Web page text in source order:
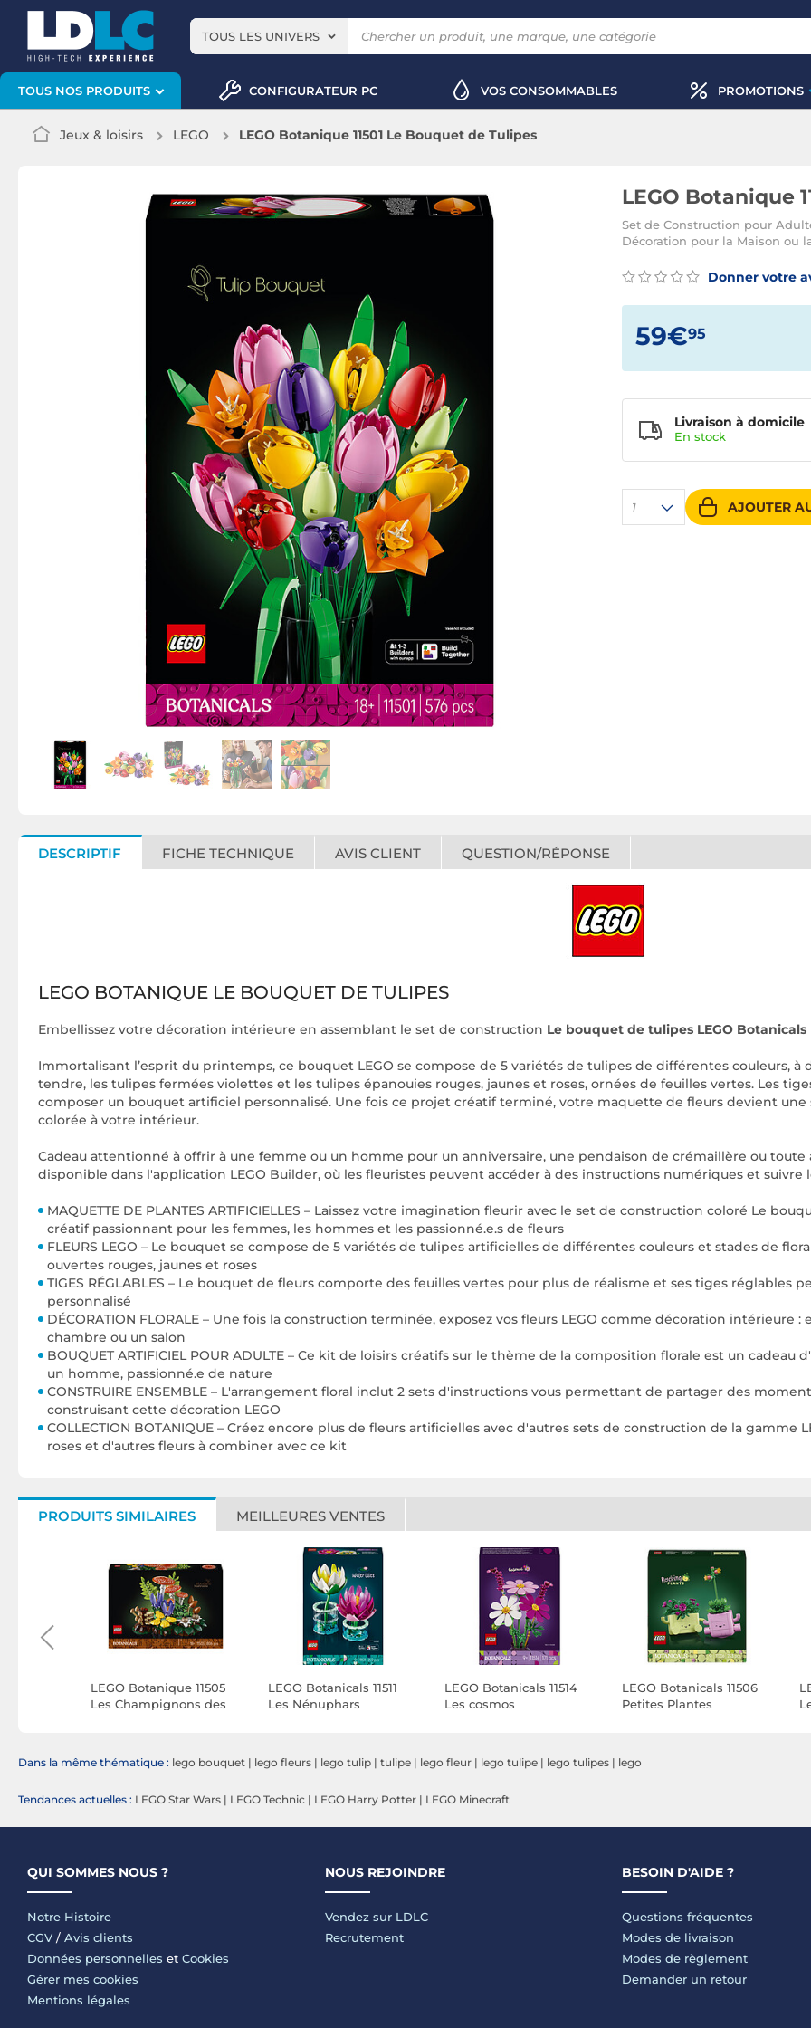
TOUS LES UNIVERS
TOUS NOS PRODUITS CONFIGURATEUR PC VOS CONSOMMABLES PROMOTIONS
Jeux & loisirs LEGO LEGO Botanique 11501 Le Bouquet de Tulipes
LEGO Botanique
Set de Construction pour
Décoration pour la Maison ou
Donner votre
59€95
1 AJOUTER
Livraison à domicile
En stock
DESCRIPTIF FICHE TECHNIQUE AVIS CLIENT QUESTION/RÉPONSE
LEGO BOTANIQUE LE BOUQUET DE TULIPES
Embellissez votre décoration intérieure en assemblant le set de construction Le bouquet de tulipes LEGO Botanicals
Immortalisant l’esprit du printemps, ce bouquet LEGO se compose de 5 variétés de tulipes de différentes couleurs,
tendre, les tulipes fermées violettes et les tulipes épanouies rouges, jaunes et roses, ornées de feuilles vertes. Les
composer un bouquet artificiel personnalisé. Une fois ce projet créatif terminé, votre maquette de fleurs devient
colorée à votre intérieur.
Cadeau attentionné à offrir à une femme ou un homme pour un anniversaire, une pendaison de crémaillère ou
disponible dans l'application LEGO Builder, où les fleuristes peuvent accéder à des instructions numériques et suivre
MAQUETTE DE PLANTES ARTIFICIELLES – Laissez votre imagination fleurir avec le set de construction coloré Le
créatif passionnant pour les femmes, les hommes et les passionné.e.s de fleurs
FLEURS LEGO – Le bouquet se compose de 5 variétés de tulipes artificielles de différentes couleurs et stades de
ouvertes rouges, jaunes et roses
TIGES RÉGLABLES – Le bouquet de fleurs comporte des feuilles vertes pour plus de réalisme et ses tiges
personnalisé
DÉCORATION FLORALE – Une fois la construction terminée, exposez vos fleurs LEGO comme décoration
chambre ou un salon
BOUQUET ARTIFICIEL POUR ADULTE – Ce kit de loisirs créatifs sur le thème de la composition florale est un
un homme, passionné.e de nature
CONSTRUIRE ENSEMBLE – L'arrangement floral inclut 2 sets d'instructions vous permettant de partager des
construisant cette décoration LEGO
COLLECTION BOTANIQUE – Créez encore plus de fleurs artificielles avec d'autres sets de construction de la
roses et d'autres fleurs à combiner avec ce kit
PRODUITS SIMILAIRES MEILLEURES VENTES
LEGO Botanique 11505
Les Champignons des
LEGO Botanicals 11511
Les Nénuphars
LEGO Botanicals 11514
Les cosmos
LEGO Botanicals 11506
Petites Plantes
Dans la même thématique : lego bouquet | lego fleurs | lego tulip | tulipe | lego fleur | lego tulipe | lego tulipes | lego
Tendances actuelles : LEGO Star Wars | LEGO Technic | LEGO Harry Potter | LEGO Minecraft
QUI SOMMES NOUS ?
Notre Histoire
CGV / Avis clients
Données personnelles et Cookies
Gérer mes cookies
Mentions légales
NOUS REJOINDRE
Vendez sur LDLC
Recrutement
BESOIN D'AIDE ?
Questions fréquentes
Modes de livraison
Modes de règlement
Demander un retour